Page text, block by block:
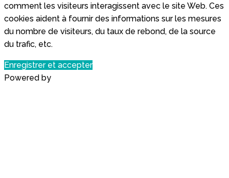
comment les visiteurs interagissent avec le site Web. Ces
cookies aident à fournir des informations sur les mesures
du nombre de visiteurs, du taux de rebond, de la source
du trafic, etc.
Enregistrer et accepter
Powered by